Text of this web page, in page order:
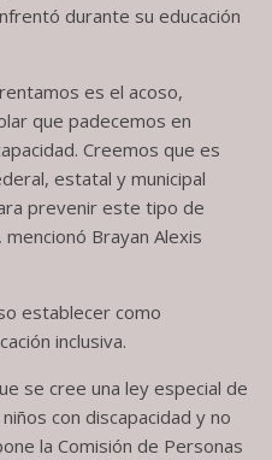
durante su educación
es el acoso,
que padecemos en
Creemos que es
estatal y municipal
prevenir este tipo de
Brayan Alexis
establecer como
inclusiva.
se cree una ley especial de
con discapacidad y no
la Comisión de Personas